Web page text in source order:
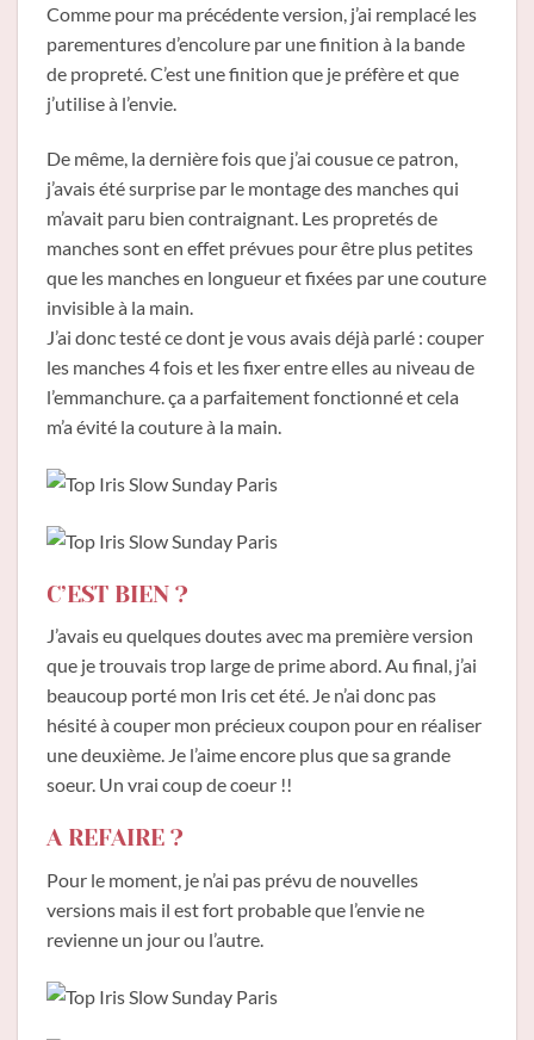
Comme pour ma précédente version, j’ai remplacé les
parementures d’encolure par une finition à la bande
de propreté. C’est une finition que je préfère et que
j’utilise à l’envie.
De même, la dernière fois que j’ai cousue ce patron,
j’avais été surprise par le montage des manches qui
m’avait paru bien contraignant. Les propretés de
manches sont en effet prévues pour être plus petites
que les manches en longueur et fixées par une couture
invisible à la main.
J’ai donc testé ce dont je vous avais déjà parlé : couper
les manches 4 fois et les fixer entre elles au niveau de
l’emmanchure. ça a parfaitement fonctionné et cela
m’a évité la couture à la main.
C’EST BIEN ?
J’avais eu quelques doutes avec ma première version
que je trouvais trop large de prime abord. Au final, j’ai
beaucoup porté mon Iris cet été. Je n’ai donc pas
hésité à couper mon précieux coupon pour en réaliser
une deuxième. Je l’aime encore plus que sa grande
soeur. Un vrai coup de coeur !!
A REFAIRE ?
Pour le moment, je n’ai pas prévu de nouvelles
versions mais il est fort probable que l’envie ne
revienne un jour ou l’autre.